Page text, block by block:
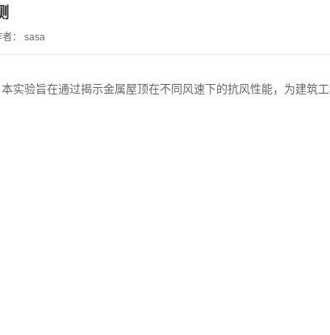
： sasa
实验旨在通过揭示金属屋顶在不同风速下的抗风性能，为建筑